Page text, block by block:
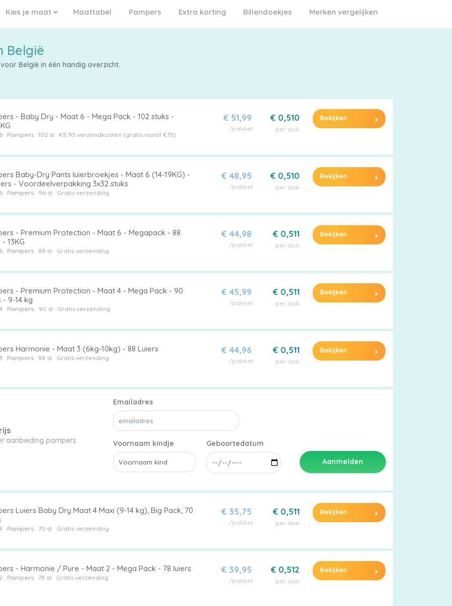
Maattabel
Kies je maat Pampers Extra korting Billendoekjes Merken vergelijken
België
België in één handig overzicht.
- Baby Dry - Maat 6 - Mega Pack - 102 stuks -
Pampers102 st €5,95 verzendkosten (gratis vanaf €75)
€ 51,99
/pakket
€ 0,510
per stuk
Bekijken
Baby-Dry Pants luierbroekjes - Maat 6 (14-19KG) -
- Voordeelverpakking 3x32 stuks
Pampers96 st Gratis verzending
€ 48,95
/pakket
€ 0,510
per stuk
Bekijken
- Premium Protection - Maat 6 - Megapack - 88
13KG
Pampers88 st Gratis verzending
€ 44,98
/pakket
€ 0,511
per stuk
Bekijken
- Premium Protection - Maat 4 - Mega Pack - 90
- 9-14 kg
Pampers90 st Gratis verzending
€ 45,99
/pakket
€ 0,511
per stuk
Bekijken
Harmonie - Maat 3 (6kg-10kg) - 88 Luiers
Pampers88 st Gratis verzending
€ 44,96
/pakket
€ 0,511
per stuk
Bekijken
aanbieding pampers
Emailadres
Voornaam kindje
Geboortedatum
Aanmelden
Luiers Baby Dry Maat 4 Maxi (9-14 kg), Big Pack, 70
Pampers70 st Gratis verzending
€ 35,75
/pakket
€ 0,511
per stuk
Bekijken
- Harmonie / Pure - Maat 2 - Mega Pack - 78 luiers
Pampers78 st Gratis verzending
€ 39,95
/pakket
€ 0,512
per stuk
Bekijken